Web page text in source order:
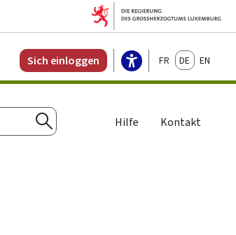
Sich einloggen FrançaisDeutschEnglish
Suchen
Hilfe Kontakt